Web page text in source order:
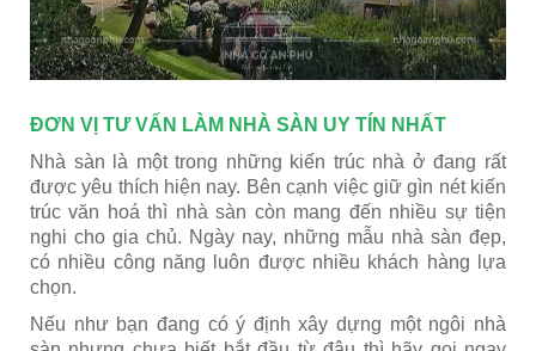
ĐƠN VỊ TƯ VẤN LÀM NHÀ SÀN UY TÍN NHẤT
Nhà sàn là một trong những kiến trúc nhà ở đang rất
được yêu thích hiện nay. Bên cạnh việc giữ gìn nét kiến
trúc văn hoá thì nhà sàn còn mang đến nhiều sự tiện
nghi cho gia chủ. Ngày nay, những mẫu nhà sàn đẹp,
có nhiều công năng luôn được nhiều khách hàng lựa
chọn.
Nếu như bạn đang có ý định xây dựng một ngôi nhà